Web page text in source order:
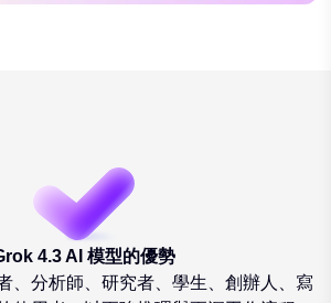
4.3 AI 模型的優勢
、分析師、研究者、學生、創辦人、寫